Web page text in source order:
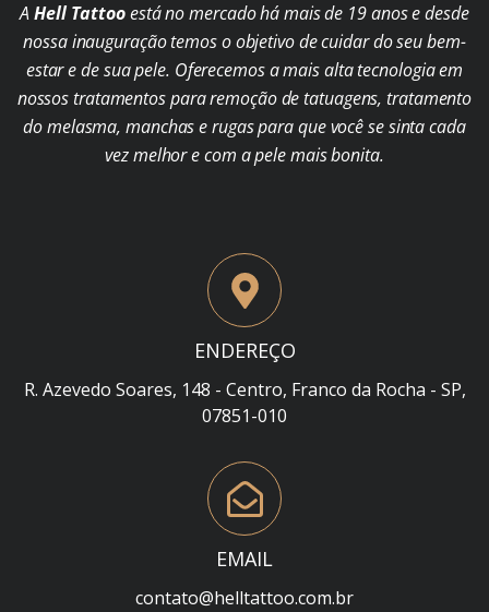
AHell Tattooestá no mercado há mais de 19 anos e desde
nossa inauguração temos o objetivo de cuidar do seu bem-
estar e de sua pele. Oferecemos a mais alta tecnologia em
nossos tratamentos para remoção de tatuagens, tratamento
do melasma, manchas e rugas para que você se sinta cada
vez melhor e com a pele mais bonita.
ENDEREÇO
R. Azevedo Soares, 148 - Centro, Franco da Rocha - SP,
07851-010
EMAIL
contato@helltattoo.com.br